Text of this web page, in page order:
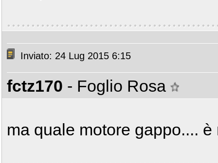
Inviato: 24 Lug 2015 6:15
fctz170 - Foglio Rosa
ma quale motore gappo....